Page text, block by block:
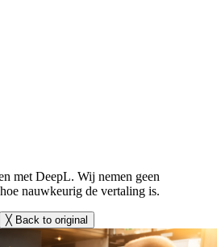
met DeepL. Wij nemen geen
nauwkeurig de vertaling is.
╳ Back to original